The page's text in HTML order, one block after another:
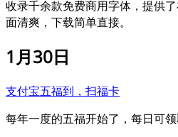
收录千余款免费商用字体，提供
面清爽，下载简单直接。
1月30日
支付宝五福到，扫福卡
每年一度的五福开始了，每日可领